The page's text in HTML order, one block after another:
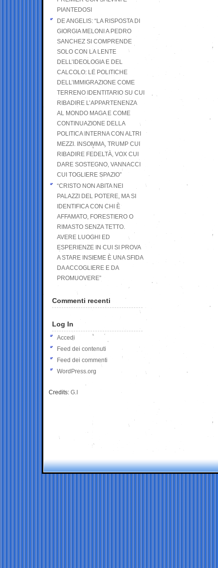
PIANTEDOSI
DE ANGELIS: “LA RISPOSTA DI
GIORGIA MELONI A PEDRO
SANCHEZ SI COMPRENDE
SOLO CON LA LENTE
DELL’IDEOLOGIA E DEL
CALCOLO: LE POLITICHE
DELL’IMMIGRAZIONE COME
TERRENO IDENTITARIO SU CUI
RIBADIRE L’APPARTENENZA
AL MONDO MAGA E COME
CONTINUAZIONE DELLA
POLITICA INTERNA CON ALTRI
MEZZI. INSOMMA, TRUMP CUI
RIBADIRE FEDELTÀ, VOX CUI
DARE SOSTEGNO, VANNACCI
CUI TOGLIERE SPAZIO”
“CRISTO NON ABITA NEI
PALAZZI DEL POTERE, MA SI
IDENTIFICA CON CHI È
AFFAMATO, FORESTIERO O
RIMASTO SENZA TETTO.
AVERE LUOGHI ED
ESPERIENZE IN CUI SI PROVA
A STARE INSIEME È UNA SFIDA
DA ACCOGLIERE E DA
PROMUOVERE”
Commenti recenti
Log In
Accedi
Feed dei contenuti
Feed dei commenti
WordPress.org
Credits: G.I